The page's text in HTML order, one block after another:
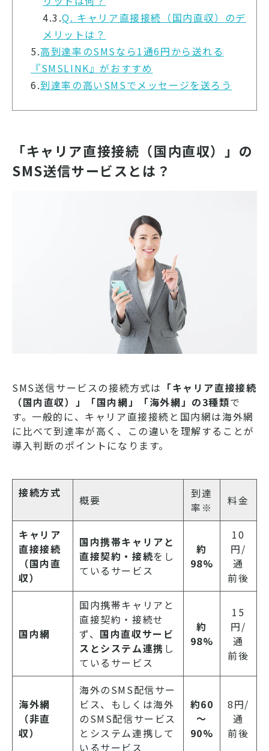
4.3.Q. キャリア直接接続（国内直収）のデ
メリットは？
5.高到達率のSMSなら1通6円から送れる
『SMSLINK』がおすすめ
6.到達率の高いSMSでメッセージを送ろう
「キャリア直接接続（国内直収）」の
SMS送信サービスとは？
SMS送信サービスの接続方式は 「キャリア直接接続
（国内直収）」「国内網」「海外網」の3種類で
す。一般的に、キャリア直接接続と国内網は海外網
に比べて到達率が高く、この違いを理解することが
導入判断のポイントになります。
接続方式
概要
到達
率※
料金
キャリア
直接接続
（国内直
収）
国内携帯キャリアと
直接契約・接続をし
ているサービス
約
98%
10
円/
通
前後
国内網
国内携帯キャリアと
直接契約・接続せ
ず、 国内直収サービ
スとシステム連携 し
ているサービス
約
98%
15
円/
通
前後
海外網
（非直
収）
海外のSMS配信サー
ビス、もしくは海外
のSMS配信サービス
とシステム連携して
いるサービス
約60
～
90%
8円/
通
前後